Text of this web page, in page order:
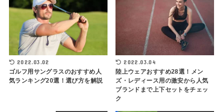
2022.03.02
ゴルフ用サングラスのおすすめ人
気ランキング20選！選び方を解説
2022.03.04
陸上ウェアおすすめ28選！メン
ズ・レディース用の激安から人気
ブランドまで上下セットをチェッ
ク